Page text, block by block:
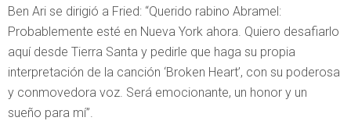
Ben Ari se dirigió a Fried: “Querido rabino Abramel:
Probablemente esté en Nueva York ahora. Quiero desafiarlo
aquí desde Tierra Santa y pedirle que haga su propia
interpretación de la canción ‘Broken Heart’, con su poderosa
y conmovedora voz. Será emocionante, un honor y un
sueño para mí”.